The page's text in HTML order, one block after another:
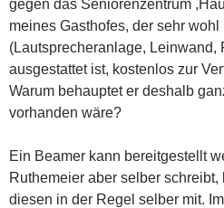
gegen das Seniorenzentrum
meines Gasthofes, der sehr
(Lautsprecheranlage, Leinwand,
ausgestattet ist, kostenlos zur
Warum behauptet er deshalb
vorhanden wäre?
Ein Beamer kann bereitgestellt
Ruthemeier aber selber
diesen in der Regel selber mit.